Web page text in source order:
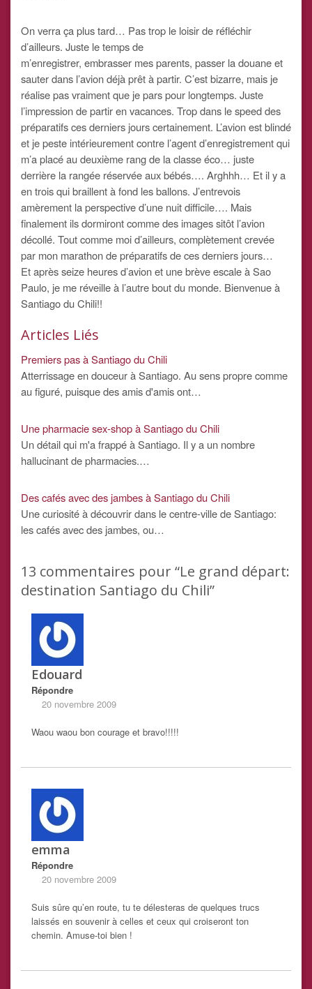
On verra ça plus tard… Pas trop le loisir de réfléchir
d’ailleurs. Juste le temps de
m’enregistrer, embrasser mes parents, passer la douane et
sauter dans l’avion déjà prêt à partir. C’est bizarre, mais je
réalise pas vraiment que je pars pour longtemps. Juste
l’impression de partir en vacances. Trop dans le speed des
préparatifs ces derniers jours certainement. L’avion est blindé
et je peste intérieurement contre l’agent d’enregistrement qui
m’a placé au deuxième rang de la classe éco… juste
derrière la rangée réservée aux bébés…. Arghhh… Et il y a
en trois qui braillent à fond les ballons. J’entrevois
amèrement la perspective d’une nuit difficile…. Mais
finalement ils dormiront comme des images sitôt l’avion
décollé. Tout comme moi d’ailleurs, complètement crevée
par mon marathon de préparatifs de ces derniers jours…
Et après seize heures d’avion et une brève escale à Sao
Paulo, je me réveille à l’autre bout du monde. Bienvenue à
Santiago du Chili!!
Articles Liés
Premiers pas à Santiago du Chili
Atterrissage en douceur à Santiago. Au sens propre comme
au figuré, puisque des amis d'amis ont…
Une pharmacie sex-shop à Santiago du Chili
Un détail qui m'a frappé à Santiago. Il y a un nombre
hallucinant de pharmacies.…
Des cafés avec des jambes à Santiago du Chili
Une curiosité à découvrir dans le centre-ville de Santiago:
les cafés avec des jambes, ou…
13 commentaires pour “Le grand départ:
destination Santiago du Chili”
Edouard
Répondre
20 novembre 2009
Waou waou bon courage et bravo!!!!!
emma
Répondre
20 novembre 2009
Suis sûre qu’en route, tu te délesteras de quelques trucs
laissés en souvenir à celles et ceux qui croiseront ton
chemin. Amuse-toi bien !